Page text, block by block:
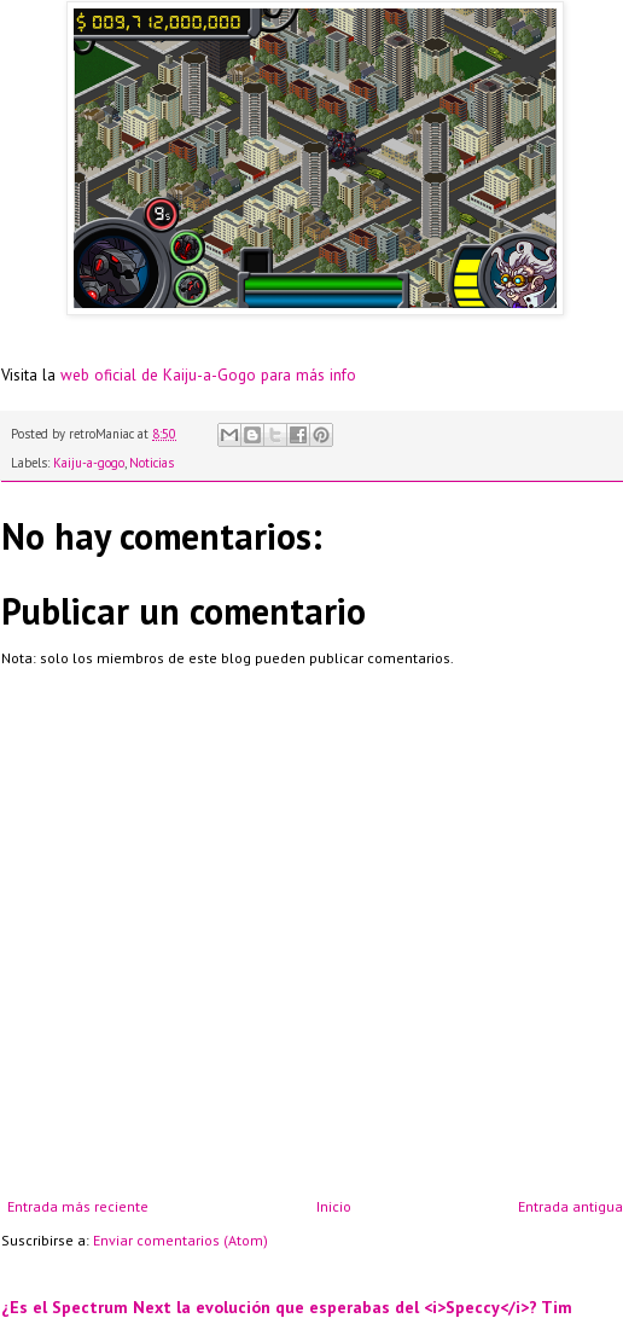
Visita la web oficial de Kaiju-a-Gogo para más info
Posted by retroManiac at 8:50
Labels: Kaiju-a-gogo, Noticias
No hay comentarios:
Publicar un comentario
Nota: solo los miembros de este blog pueden publicar comentarios.
Entrada más reciente Entrada antigua
Inicio
Suscribirse a: Enviar comentarios (Atom)
¿Es el Spectrum Next la evolución que esperabas del <i>Speccy</i>? Tim